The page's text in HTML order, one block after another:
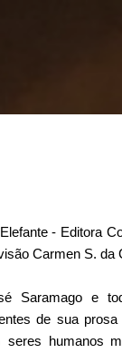
- Editora
Carmen S. da
Saramago e
de sua
seres humanos